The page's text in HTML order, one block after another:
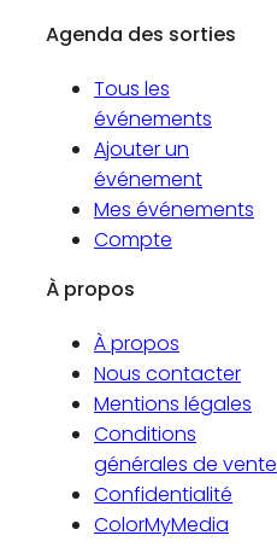
Agenda des sorties
Tous les
événements
Ajouter un
événement
Mes événements
Compte
À propos
À propos
Nous contacter
Mentions légales
Conditions
générales de vente
Confidentialité
ColorMyMedia